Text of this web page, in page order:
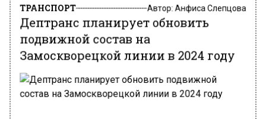
ТРАНСПОРТ Автор: Анфиса Слепцова
Дептранс планирует обновить
подвижной состав на
Замоскворецкой линии в 2024 году